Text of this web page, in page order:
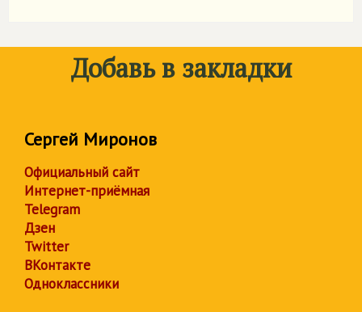
Добавь в закладки
Сергей Миронов
Официальный сайт
Интернет-приёмная
Telegram
Дзен
Twitter
ВКонтакте
Одноклассники